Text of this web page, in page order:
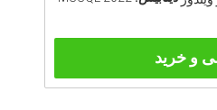
و خرید